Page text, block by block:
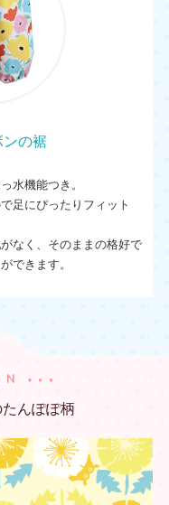
ンの裾
水機能つき。
足にぴったりフィット
なく、そのままの格好で
できます。
んぽぽ柄